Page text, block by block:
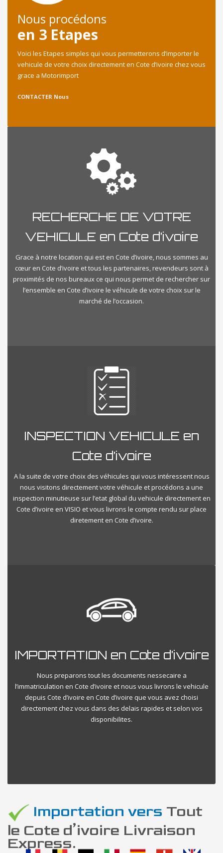
Nous procédons
en 3 Etapes
Voici les Etapes simples qui vous permetterons d’importer le
vehicule de votre choix directement en Cote d’ivoire chez vous
grace a Motorimport
CONTACTER Nous
RECHERCHE DE VOTRE
VEHICULE en Cote d’ivoire
Grace à notre location qui est en Cote d’ivoire, nous sommes au
cœur en Cote d’ivoire et tous les partenaires, revendeurs sont à
proximités de nos bureaux ce qui nous permet de rechercher sur
l’ensemble en Cote d’ivoire le véhicule de votre choix sur le
marché de l’occasion.
INSPECTION VEHICULE en
Cote d’ivoire
A la suite de votre choix des véhicules qui vous intéressent nous
nous visitons directement votre véhicule et procédons a une
inspection minutieuse sur l’etat global du vehicule directement en
Cote d’ivoire en VISIO et vous livrons le compte rendu sur place
diretement en Cote d’ivoire.
IMPORTATION en Cote d’ivoire
Nous preparons tout les documents nessecaire a
l’immatriculation en Cote d’ivoire et nous vous livrons le vehicule
depuis Cote d’ivoire en Cote d’ivoire que vous avez choisi
directement chez vous dans des delais rapides et selon vos
disponibilites.
Importation vers Tout
le Cote d’ivoire Livraison
Express.